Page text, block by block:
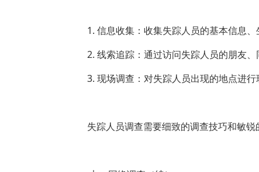
1. 信息收集：收集失踪人员的基本信息、
2. 线索追踪：通过访问失踪人员的朋友、
3. 现场调查：对失踪人员出现的地点进行
失踪人员调查需要细致的调查技巧和敏锐